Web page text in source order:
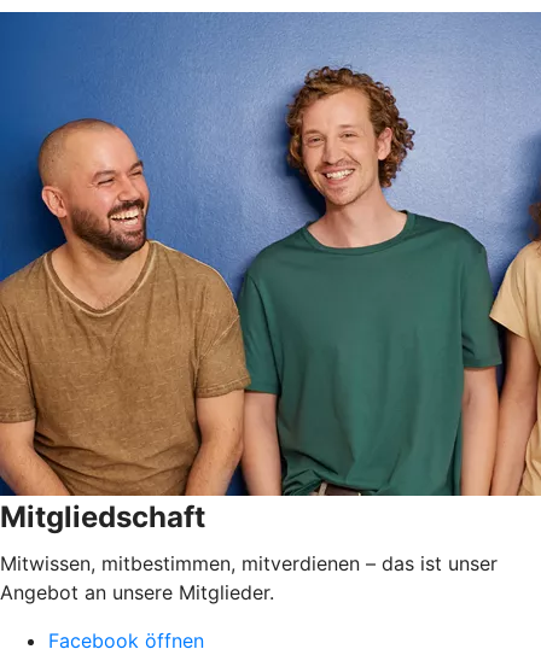
Mitgliedschaft
Mitwissen, mitbestimmen, mitverdienen – das ist unser
Angebot an unsere Mitglieder.
Facebook öffnen